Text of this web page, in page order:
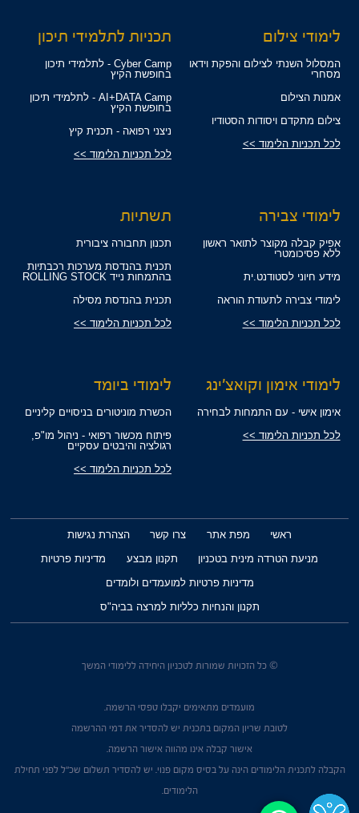
לימודי צילום
המסלול השנתי לצילום והפקת וידאו
מסחרי
אמנות הצילום
צילום מתקדם ויסודות הסטודיו
לכל תכניות הלימוד >>
תכניות לתלמידי תיכון
Cyber Camp - לתלמידי תיכון
בחופשת הקיץ
AI+DATA Camp - לתלמידי תיכון
בחופשת הקיץ
ניצני רפואה - תכנית קיץ
לכל תכניות הלימוד >>
לימודי צבירה
אפיק קבלה מקוצר לתואר ראשון
ללא פסיכומטרי
מידע חיוני לסטודנט.ית
לימודי צבירה לתעודת הוראה
לכל תכניות הלימוד >>
תשתיות
תכנון תחבורה ציבורית
תכנית בהנדסת מערכות רכבתיות
בהתמחות נייד ROLLING STOCK
תכנית בהנדסת מסילה
לכל תכניות הלימוד >>
לימודי אימון וקואצ'ינג
אימון אישי - עם התמחות לבחירה
לכל תכניות הלימוד >>
לימודי ביומד
הכשרת מוניטורים בניסויים קליניים
פיתוח מכשור רפואי - ניהול מו"פ,
רגולציה והיבטים עסקיים
לכל תכניות הלימוד >>
ראשי מפת אתר צרו קשר
הצהרת נגישות
מניעת הטרדה מינית בטכניון
תקנון מבצע
מדיניות פרטיות
מדיניות פרטיות למועמדים ולומדים
תקנון והנחיות כלליות למרצה בביה"ס
© כל הזכויות שמורות לטכניון היחידה ללימודי המשך
מועמדים מתאימים יקבלו טפסי הרשמה.
לטובת שריון המקום בתכנית יש להסדיר את דמי ההרשמה
אישור קבלה אינו מהווה אישור הרשמה.
הקבלה לתכנית הלימודים הינה על בסיס מקום פנוי. יש להסדיר תשלום שכ"ל לפני תחילת
הלימודים.